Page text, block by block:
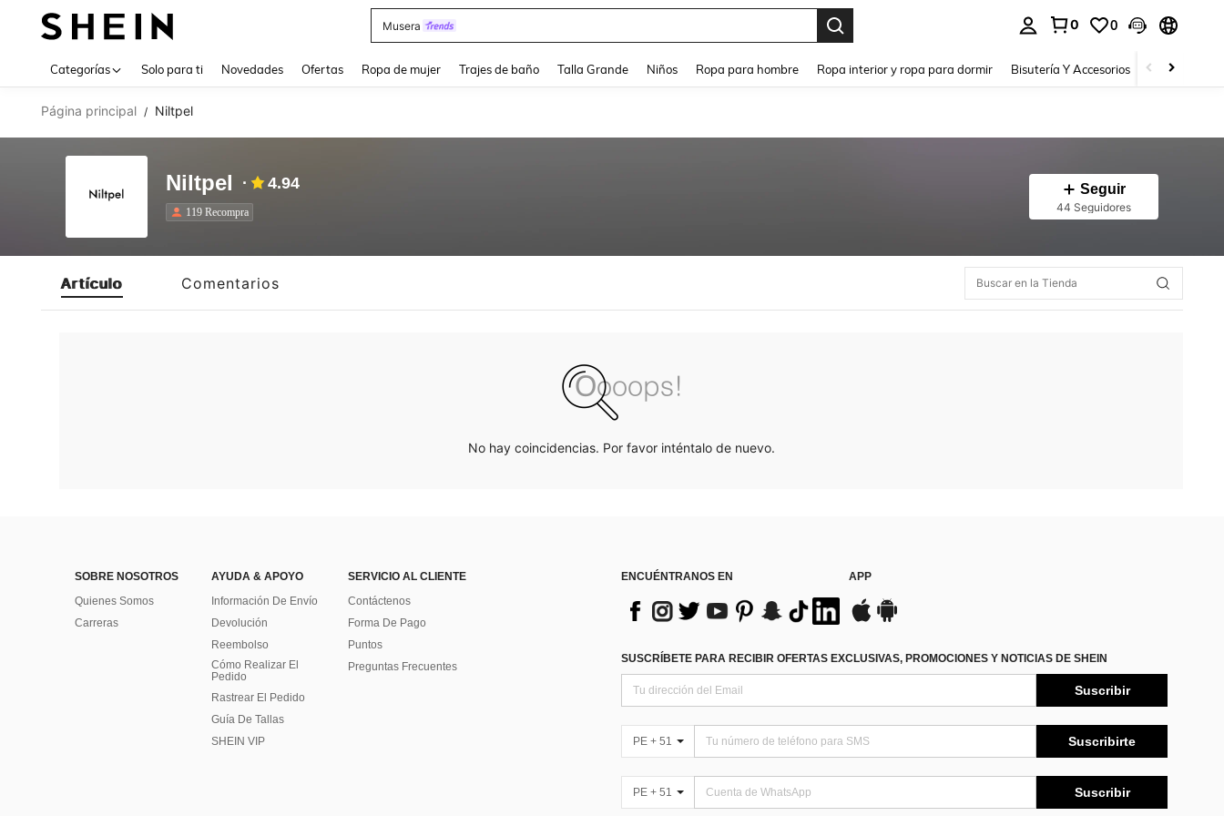
Musera
0 0
Categorías Solo para ti Novedades Ofertas Ropa de mujer Trajes de baño Talla Grande Niños Ropa para hombre Ropa interior y ropa para dormir Bisutería Y Accesorios Zapatos
Página principal / Niltpel
Niltpel 4.94
119 Recompra
Seguir
44 Seguidores
Artículo Comentarios
No hay coincidencias. Por favor inténtalo de nuevo.
SOBRE NOSOTROS
Quienes Somos
Carreras
AYUDA & APOYO
Información De Envío
Devolución
Reembolso
Cómo Realizar El
Pedido
Rastrear El Pedido
Guía De Tallas
SHEIN VIP
SERVICIO AL CLIENTE
Contáctenos
Forma De Pago
Puntos
Preguntas Frecuentes
ENCUÉNTRANOS EN APP
SUSCRÍBETE PARA RECIBIR OFERTAS EXCLUSIVAS, PROMOCIONES Y NOTICIAS DE SHEIN
Suscribir
PE + 51 Suscribirte
PE + 51 Suscribir